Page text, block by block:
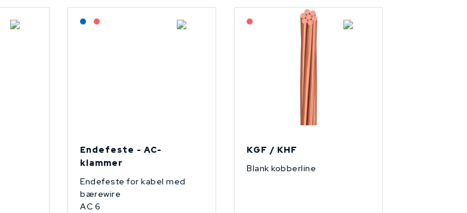
Lagerført: NEK Kabel
Endefeste - AC-
klammer
Endefeste for kabel med
bærewire
AC 6
På forespørsel
KGF / KHF
Blank kobberline